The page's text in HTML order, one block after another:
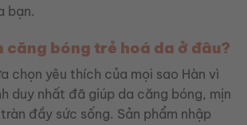
bạn.
căng bóng trẻ hoá da ở đâu?
chọn yêu thích của mọi sao Hàn vì
duy nhất đã giúp da căng bóng, mịn
đầy sức sống. Sản phẩm nhập